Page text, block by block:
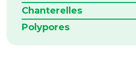
Chanterelles
Polypores